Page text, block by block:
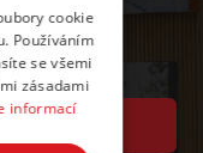
cookie
Používáním
se všemi
zásadami
informací